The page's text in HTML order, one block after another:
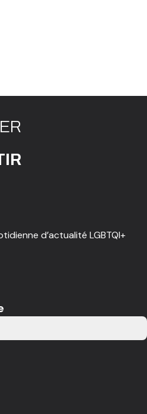
R
d’actualité LGBTQI+